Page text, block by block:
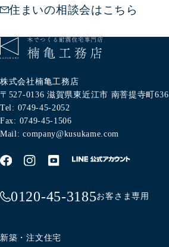
住まいの相談会はこちら
株式会社楠亀工務店
〒527-0136 滋賀県東近江市 南菩提寺町636
Tel: 0749-45-2052
Fax: 0749-45-1506
Mail: company@kusukame.com
0120-45-3185お客さま専用
新築・注文住宅